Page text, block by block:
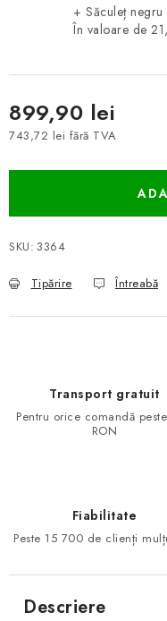
+ Săculeț negru
În valoare de
899,90 lei
743,72 lei fără TVA
SKU: 3364
Tipărire Întreabă
Transport gratuit
Pentru orice comandă
RON
Fiabilitate
Peste 15 700 de clienți
Descriere